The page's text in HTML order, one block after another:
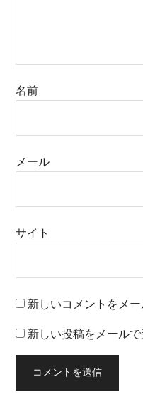
名前
メール
サイト
新しいコメントをメ
新しい投稿をメール